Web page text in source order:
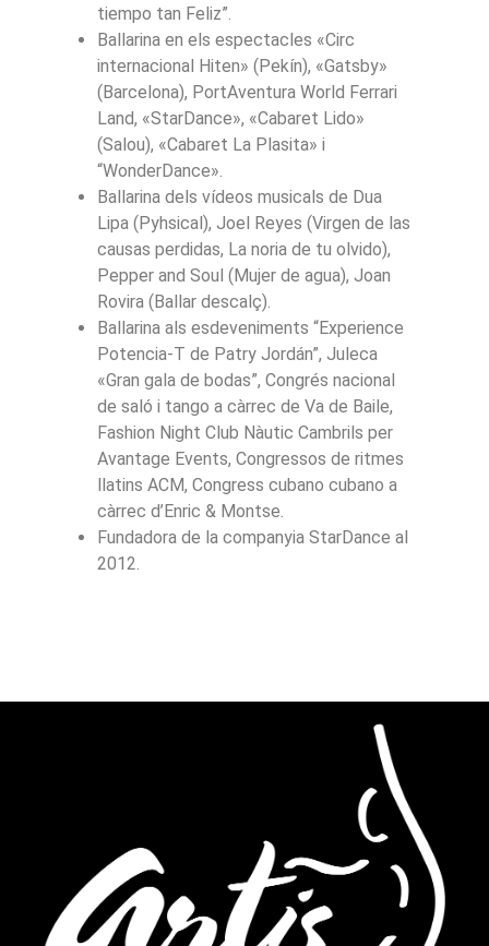
tiempo tan Feliz”.
Ballarina en els espectacles «Circ
internacional Hiten» (Pekín), «Gatsby»
(Barcelona), PortAventura World Ferrari
Land, «StarDance», «Cabaret Lido»
(Salou), «Cabaret La Plasita» i
“WonderDance».
Ballarina dels vídeos musicals de Dua
Lipa (Pyhsical), Joel Reyes (Virgen de las
causas perdidas, La noria de tu olvido),
Pepper and Soul (Mujer de agua), Joan
Rovira (Ballar descalç).
Ballarina als esdeveniments “Experience
Potencia-T de Patry Jordán”, Juleca
«Gran gala de bodas”, Congrés nacional
de saló i tango a càrrec de Va de Baile,
Fashion Night Club Nàutic Cambrils per
Avantage Events, Congressos de ritmes
llatins ACM, Congress cubano cubano a
càrrec d’Enric & Montse.
Fundadora de la companyia StarDance al
2012.